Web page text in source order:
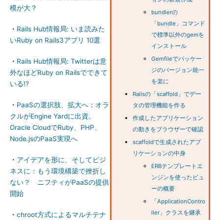
bundlerの
「bundle」コマンド
で標準以外のgemを
インストール
Gemfileでパッケー
ジのバージョン統一
を楽に
Railsの「scaffold」でデー
タの管理機能を作る
作成したアプリケーション
の動きをブラウザーで確認
scaffoldで生成されたアプ
リケーションの中身
ERBテンプレートエ
ンジンを使ったビュ
ーの概要
「ApplicationContro
ller」クラスを継承
模が大？
・ Rails Hub情報局: いま読みた
いRuby on Rails3アプリ 10選
・ Rails Hub情報局: Twitterは意
外なほどRuby on Railsでできて
いる!?
・ PaaSの選択肢、拡大へ：オラ
クルがEngine Yardに出資。
Oracle CloudでRuby、PHP、
Node.jsのPaaS実現へ
・ アイデアを形に、そしてビジ
ネスに：もう環境構築で挫折し
ない？ ニフティがPaaSの提供
開始
・ chroot方式によるマルチテナ